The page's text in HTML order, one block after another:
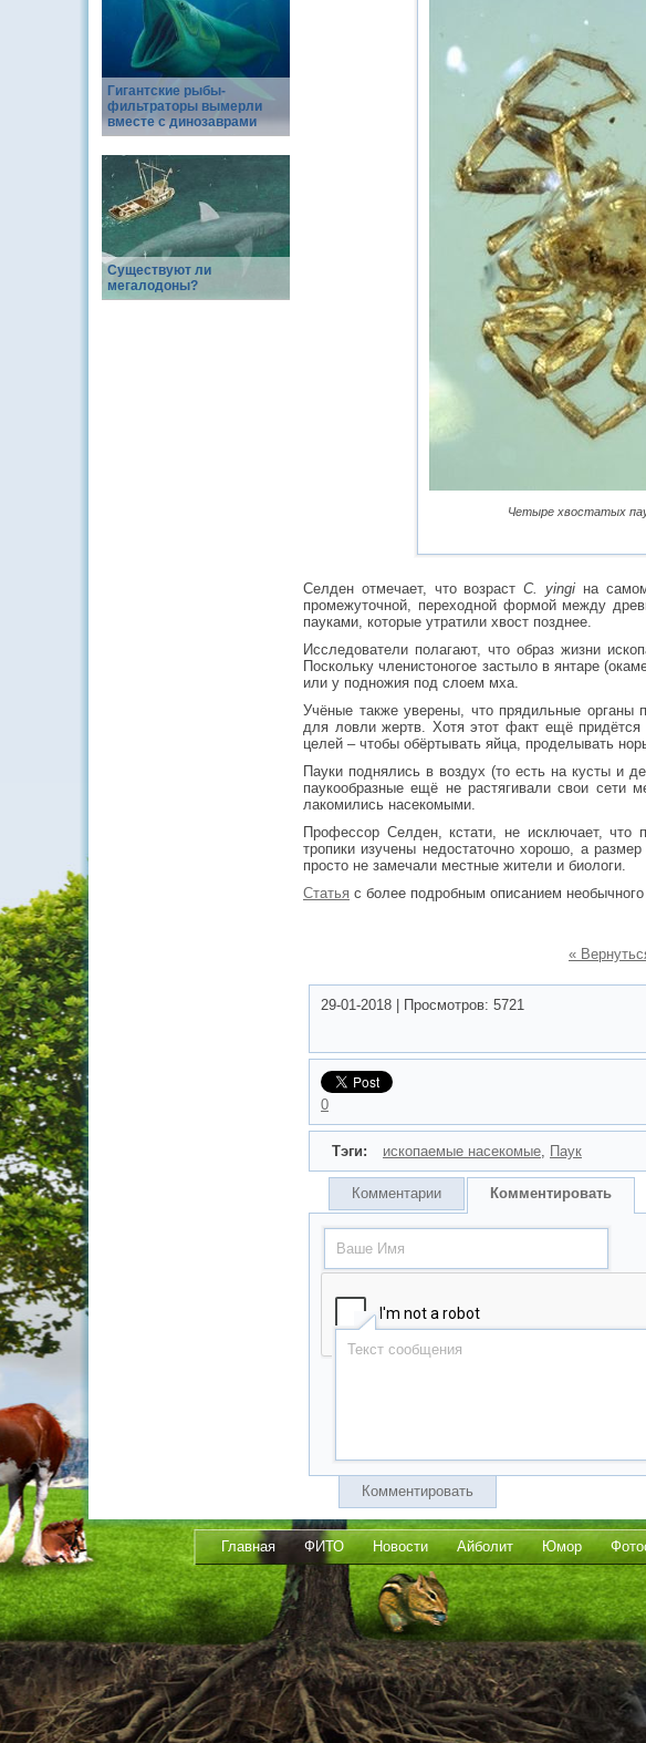
Гигантские рыбы-
фильтраторы вымерли
вместе с динозаврами
Существуют ли
мегалодоны?
Четыре хвостатых
Селден отмечает, что возрастC. yingiна самом
промежуточной, переходной формой между
пауками, которые утратили хвост позднее.
Исследователи полагают, что образ жизни
Поскольку членистоногое застыло в янтаре
или у подножия под слоем мха.
Учёные также уверены, что прядильные органы
для ловли жертв. Хотя этот факт ещё
целей – чтобы обёртывать яйца, проделывать
Пауки поднялись в воздух (то есть на кусты и
паукообразные ещё не растягивали свои
лакомились насекомыми.
Профессор Селден, кстати, не исключает, что
тропики изучены недостаточно хорошо, а
просто не замечали местные жители и биологи.
Статья с более подробным описанием
«
29-01-2018 Просмотров: 5721
0
Тэги: ископаемые насекомые, Паук
Комментарии Комментировать
Комментировать
Главная ФИТО Новости Айболит Юмор